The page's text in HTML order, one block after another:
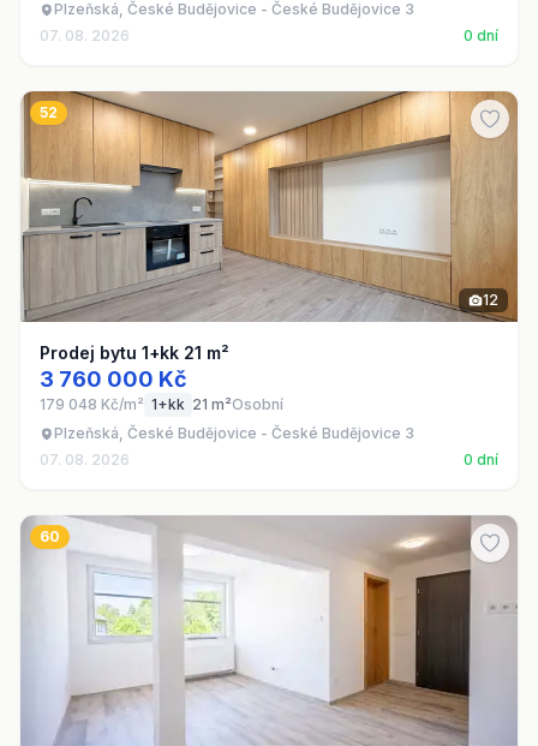
Plzeňská, České Budějovice - České Budějovice 3
07. 08. 2026
0 dní
52
12
Prodej bytu 1+kk 21 m²
3 760 000 Kč
179 048 Kč/m² 1+kk 21 m²Osobní
Plzeňská, České Budějovice - České Budějovice 3
07. 08. 2026
0 dní
60